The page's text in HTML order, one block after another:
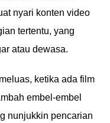
nyari konten video
tertentu, yang
atau dewasa.
ketika ada film
embel-embel
nunjukkin pencarian